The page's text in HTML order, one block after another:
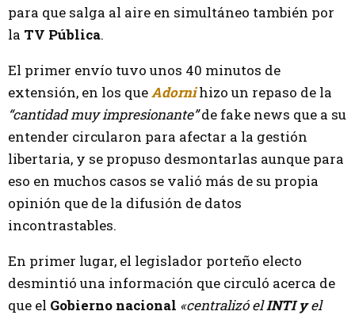
para que salga al aire en simultáneo también por
la TV Pública.
El primer envío tuvo unos 40 minutos de
extensión, en los queAdorni hizo un repaso de la
“cantidad muy impresionante”de fake news que a su
entender circularon para afectar a la gestión
libertaria, y se propuso desmontarlas aunque para
eso en muchos casos se valió más de su propia
opinión que de la difusión de datos
incontrastables.
En primer lugar, el legislador porteño electo
desmintió una información que circuló acerca de
que el Gobierno nacional «centralizó elINTI yel